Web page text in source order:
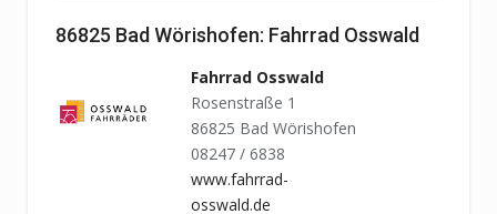
86825 Bad Wörishofen: Fahrrad Osswald
Fahrrad Osswald
Rosenstraße 1
86825 Bad Wörishofen
08247 / 6838
www.fahrrad-
osswald.de